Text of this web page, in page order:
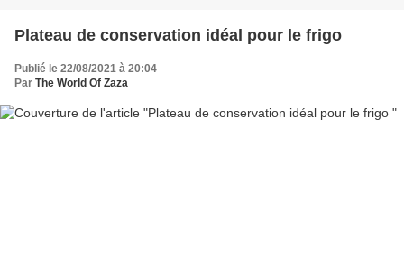
Plateau de conservation idéal pour le frigo
Publié le 22/08/2021 à 20:04
Par The World Of Zaza